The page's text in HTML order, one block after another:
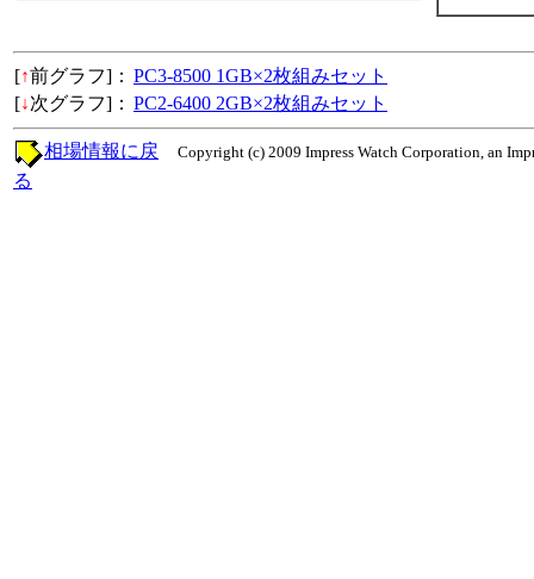
[↑前グラフ]： PC3-8500 1GB×2枚組みセット
[↓次グラフ]： PC2-6400 2GB×2枚組みセット
Copyright (c) 2009 Impress Watch Corporation, an
相場情報に戻
る